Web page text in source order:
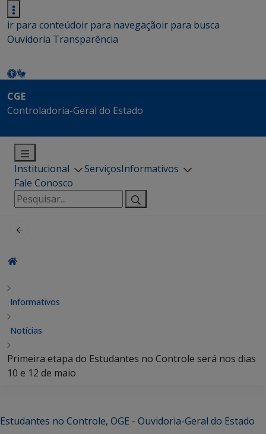
ir para conteúdoir para navegaçãoir para busca
Ouvidoria Transparência
CGE
Controladoria-Geral do Estado
Institucional ServiçosInformativos
Fale Conosco
Pesquisar
por:
Informativos
Notícias
Primeira etapa do Estudantes no Controle será nos dias
10 e 12 de maio
Estudantes no Controle, OGE - Ouvidoria-Geral do Estado